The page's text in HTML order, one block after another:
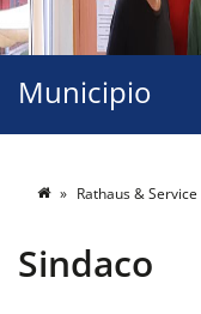
Municipio
Rathaus & Service
Sindaco